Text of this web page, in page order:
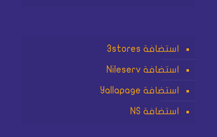
استضافة 3stores
استضافة Nileserv
استضافة Yallapage
استضافة NS